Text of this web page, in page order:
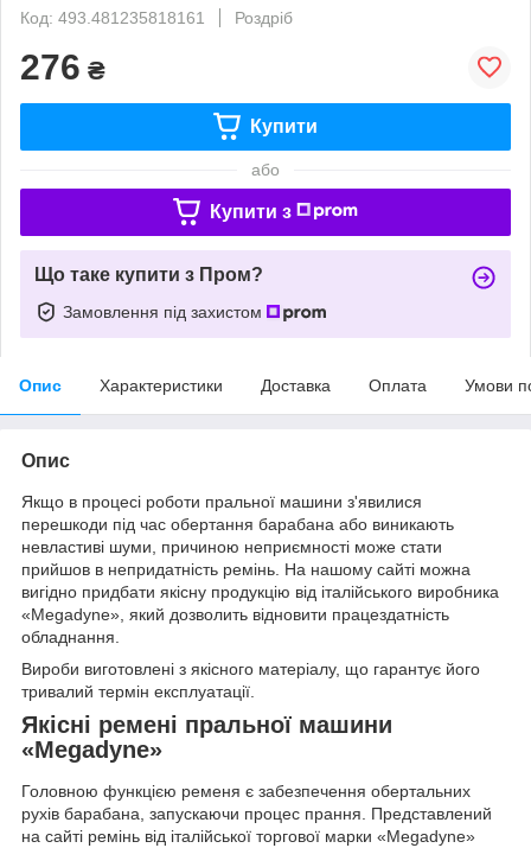
Код: 493.481235818161
Роздріб
276 ₴
Купити
або
Купити з
Що таке купити з Пром?
Замовлення під захистом
Опис Характеристики Доставка Оплата Умови
Опис
Якщо в процесі роботи пральної машини з'явилися
перешкоди під час обертання барабана або виникають
невластиві шуми, причиною неприємності може стати
прийшов в непридатність ремінь. На нашому сайті можна
вигідно придбати якісну продукцію від італійського виробника
«Megadyne», який дозволить відновити працездатність
обладнання.
Вироби виготовлені з якісного матеріалу, що гарантує його
тривалий термін експлуатації.
Якісні ремені пральної машини
«Megadyne»
Головною функцією ременя є забезпечення обертальних
рухів барабана, запускаючи процес прання. Представлений
на сайті ремінь від італійської торгової марки «Megadyne»